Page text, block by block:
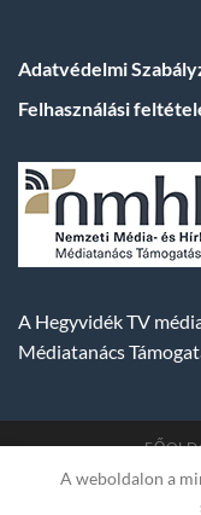
Adatvédelmi
Felhasználási
A Hegyvidék TV
Médiatanács
Copyright
Műsorszolgáltató Kft.
A weboldalon a